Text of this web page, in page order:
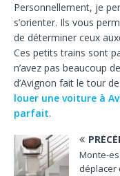
Personnellement, je
s’orienter. Ils vous
de déterminer ceux
Ces petits trains sont
n’avez pas beaucoup
d’Avignon fait le tour
louer une voiture à
parfait.
Monte-
déplacer